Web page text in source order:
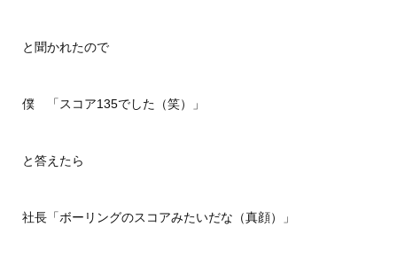
と聞かれたので
僕 「スコア135でした（笑）」
と答えたら
社長「ボーリングのスコアみたいだな（真顔）」